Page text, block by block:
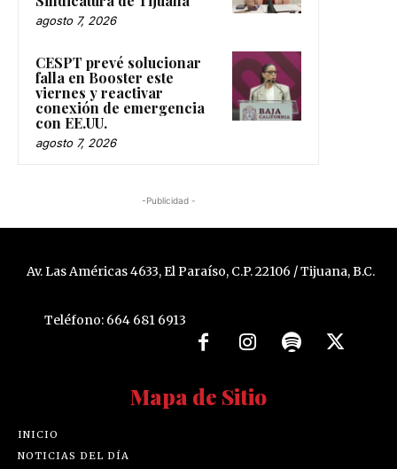
agosto 7, 2026
CESPT prevé solucionar
falla en Booster este
viernes y reactivar
conexión de emergencia
con EE.UU.
agosto 7, 2026
-Publicidad -
Av. Las Américas 4633, El Paraíso, C.P. 22106 / Tijuana, B.C.
Teléfono: 664 681 6913
Mapa de Sitio
INICIO
NOTICIAS DEL DÍA